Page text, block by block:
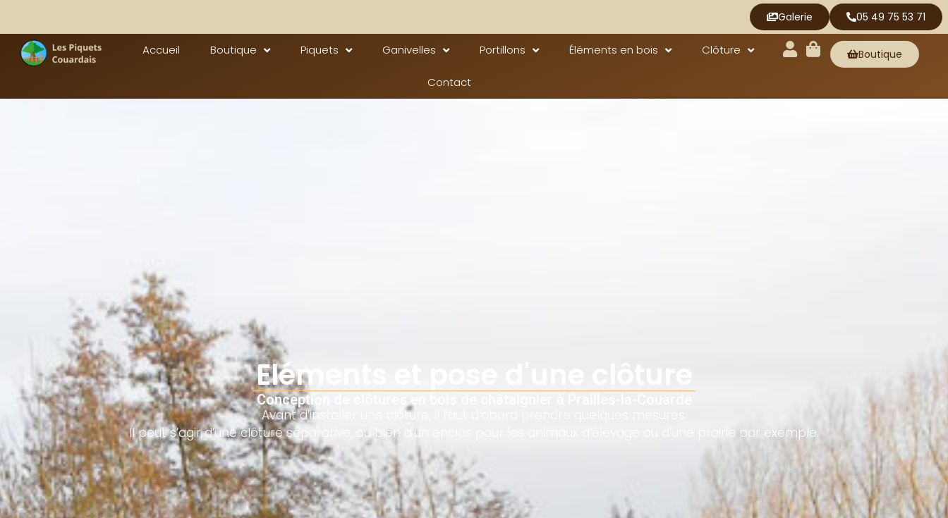
Galerie 05 49 75 53 71
Boutique
Accueil Boutique Piquets Ganivelles Portillons Éléments en bois Clôture
Contact
Eléments et pose d'une clôture
Conception de clôtures en bois de châtaignier à Prailles-la-Couarde
Avant d’installer une clôture, il faut d’abord prendre quelques mesures.
Il peut s’agir d’une clôture séparative, ou bien d’un enclos pour les animaux d’élevage ou d’une prairie par exemple.